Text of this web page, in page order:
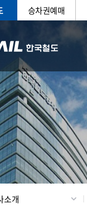
승차권예매
일
소개